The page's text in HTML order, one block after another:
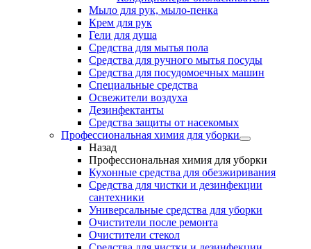
Мыло для рук, мыло-пенка
Крем для рук
Гели для душа
Средства для мытья пола
Средства для ручного мытья посуды
Средства для посудомоечных машин
Специальные средства
Освежители воздуха
Дезинфектанты
Средства защиты от насекомых
Профессиональная химия для уборки
Назад
Профессиональная химия для уборки
Кухонные средства для обезжиривания
Средства для чистки и дезинфекции
сантехники
Универсальные средства для уборки
Очистители после ремонта
Очистители стекол